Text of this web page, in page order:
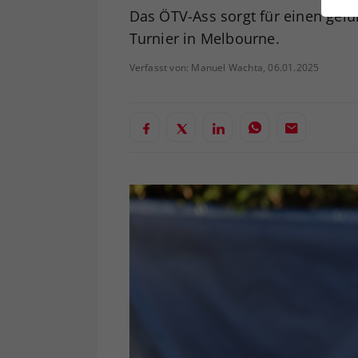
Das ÖTV-Ass sorgt für einen
Turnier in Melbourne.
Verfasst von: Manuel Wachta, 06.01.2025